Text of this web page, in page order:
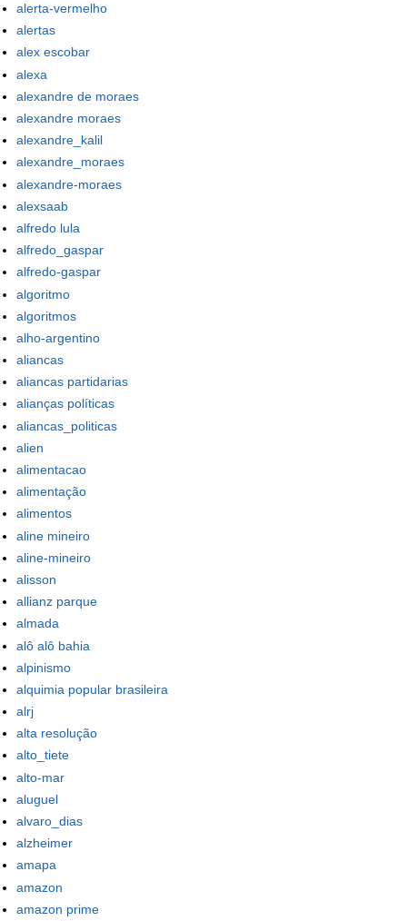
alerta-vermelho
alertas
alex escobar
alexa
alexandre de moraes
alexandre moraes
alexandre_kalil
alexandre_moraes
alexandre-moraes
alexsaab
alfredo lula
alfredo_gaspar
alfredo-gaspar
algoritmo
algoritmos
alho-argentino
aliancas
aliancas partidarias
alianças políticas
aliancas_politicas
alien
alimentacao
alimentação
alimentos
aline mineiro
aline-mineiro
alisson
allianz parque
almada
alô alô bahia
alpinismo
alquimia popular brasileira
alrj
alta resolução
alto_tiete
alto-mar
aluguel
alvaro_dias
alzheimer
amapa
amazon
amazon prime